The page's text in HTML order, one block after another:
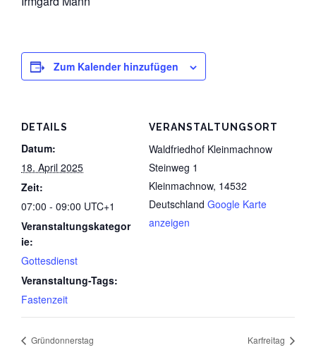
Zum Kalender hinzufügen
DETAILS
Datum:
18. April 2025
Zeit:
07:00 - 09:00 UTC+1
Veranstaltungskategor
ie:
Gottesdienst
Veranstaltung-Tags:
Fastenzeit
VERANSTALTUNGSORT
Waldfriedhof Kleinmachnow
Steinweg 1
Kleinmachnow, 14532
Deutschland Google Karte
anzeigen
Gründonnerstag Karfreitag